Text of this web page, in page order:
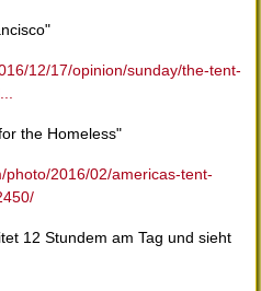
12/17/opinion/sunday/the-tent-
the Homeless"
photo/2016/02/americas-tent-
12 Stundem am Tag und sieht